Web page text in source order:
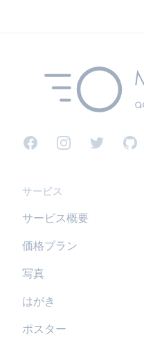
FacebookInstagramTwitter
サービス
サービス概要
価格プラン
写真
はがき
ポスター